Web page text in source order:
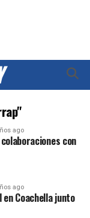
ago
con
ago
Coachella junto